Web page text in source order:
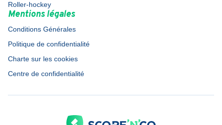
Roller-hockey
Mentions légales
Conditions Générales
Politique de confidentialité
Charte sur les cookies
Centre de confidentialité